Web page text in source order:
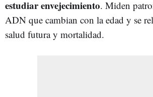
estudiar envejecimiento. Miden
ADN que cambian con la edad y se
salud futura y mortalidad.